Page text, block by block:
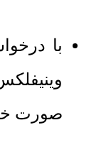
با
صورت